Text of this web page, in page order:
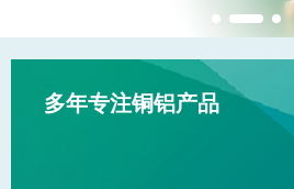
多年专注铜铝产品